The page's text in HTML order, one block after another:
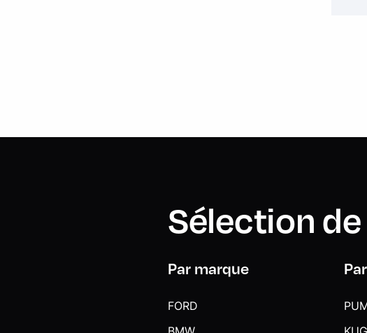
Sélection
Par marque
FORD